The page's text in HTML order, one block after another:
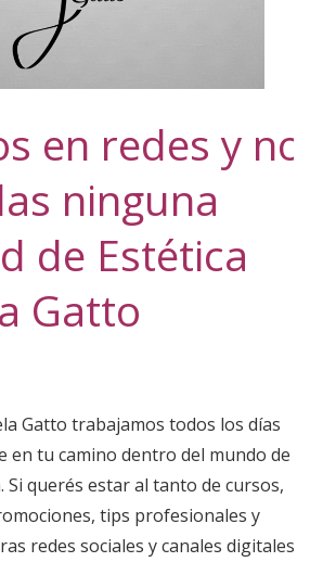
en redes y no
ninguna
de Estética
Gatto
Gatto trabajamos todos los días
en tu camino dentro del mundo de la
Si querés estar al tanto de cursos,
tips profesionales y
redes sociales y canales digitales